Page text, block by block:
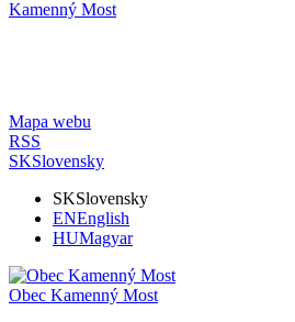
Kamenný Most
Mapa webu
RSS
SKSlovensky
SKSlovensky
ENEnglish
HUMagyar
Obec Kamenný Most